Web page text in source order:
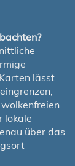
lässt
lokale
über das